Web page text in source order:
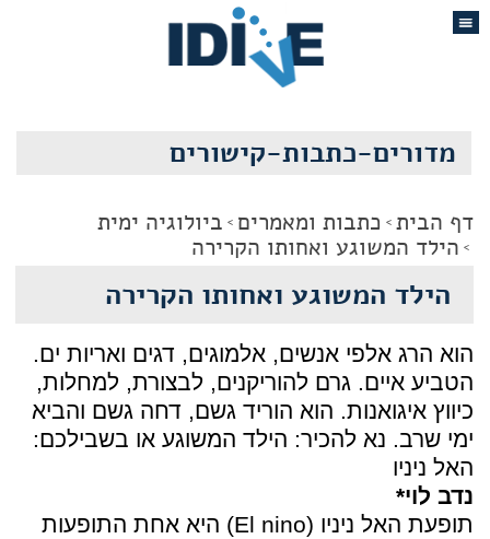
מדורים-כתבות-קישורים
דף הבית כתבות ומאמרים ביולוגיה ימית
הילד המשוגע ואחותו הקרירה
הילד המשוגע ואחותו הקרירה
הוא הרג אלפי אנשים, אלמוגים, דגים ואריות ים.
הטביע איים. גרם להוריקנים, לבצורת, למחלות,
כיווץ איגואנות. הוא הוריד גשם, דחה גשם והביא
ימי שרב. נא להכיר: הילד המשוגע או בשבילכם:
האל ניניו
נדב לוי*
תופעת האל ניניו (El nino) היא אחת התופעות